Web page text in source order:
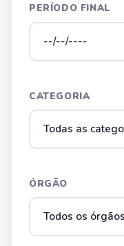
PERÍODO FINAL
CATEGORIA
ÓRGÃO